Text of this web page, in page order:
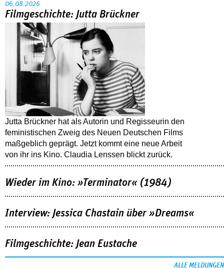
06.08.2026
Filmgeschichte: Jutta Brückner
Jutta Brückner hat als Autorin und Regisseurin den
feministischen Zweig des Neuen Deutschen Films
maßgeblich geprägt. Jetzt kommt eine neue Arbeit
von ihr ins Kino. Claudia Lenssen blickt zurück.
Wieder im Kino: »Terminator« (1984)
Interview: Jessica Chastain über »Dreams«
Filmgeschichte: Jean Eustache
ALLE MELDUNGEN